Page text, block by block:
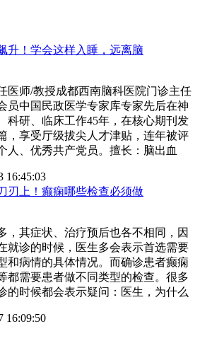
升！学会这样入睡，远离脑
医师/教授成都西南脑科医院门诊主任
员中国民政医学专家库专家先后在神
科研、临床工作45年，在核心期刊发
，享受厅级拔尖人才津贴，连年被评
人、优秀共产党员。擅长：脑出血
16:45:03
刃上！癫痫哪些检查必须做
，其症状、治疗预后也各不相同，因
就诊的时候，医生多会表示首选需要
和病情的具体情况。而确诊患者癫痫
都需要患者做不同类型的检查。很多
的时候都会表示疑问：医生，为什么
16:09:50